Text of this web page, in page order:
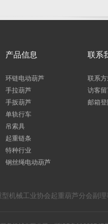
产品信息
环链电动葫芦
手拉葫芦
手扳葫芦
单轨行车
吊索具
起重链条
特种行业
钢丝绳电动葫芦
联系
联系
访客
邮箱
机械工业协会起重葫芦分会副